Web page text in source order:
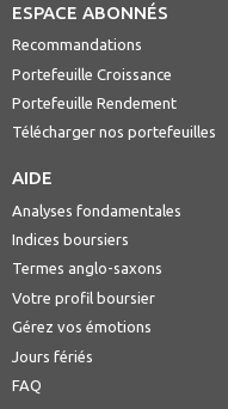
ESPACE ABONNÉS
Recommandations
Portefeuille Croissance
Portefeuille Rendement
Télécharger nos portefeuilles
AIDE
Analyses fondamentales
Indices boursiers
Termes anglo-saxons
Votre profil boursier
Gérez vos émotions
Jours fériés
FAQ